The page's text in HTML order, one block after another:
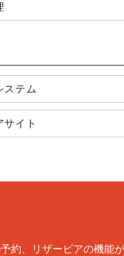
ステム
サイト
約、リザービアの機能